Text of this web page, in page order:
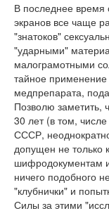
В последнее время
экранов все чаще
"знатоков"
"ударными"
малограмотными
тайное применение
медпрепарата,
Позволю заметить,
30 лет (в том,
СССР,
допущен не только
шифродокументам
ничего подобного
"клубнички" и
Силы за этими